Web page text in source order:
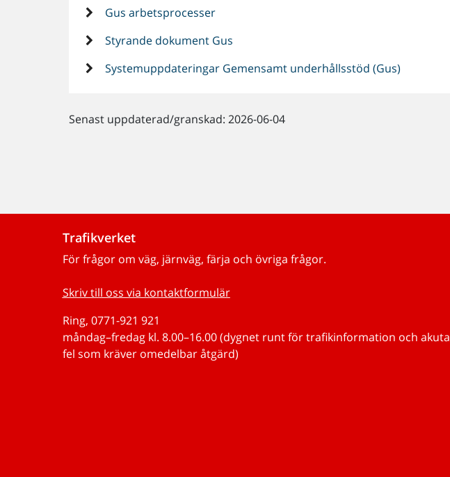
Gus arbetsprocesser
Styrande dokument Gus
Systemuppdateringar Gemensamt underhållsstöd (Gus)
Senast uppdaterad/granskad: 2026-06-04
Trafikverket
För frågor om väg, järnväg, färja och övriga frågor.
Skriv till oss via kontaktformulär
Ring, 0771-921 921
måndag–fredag kl. 8.00–16.00 (dygnet runt för trafikinformation och akuta
fel som kräver omedelbar åtgärd)